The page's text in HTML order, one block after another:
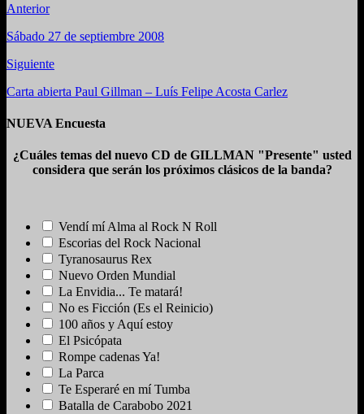
Anterior
Sábado 27 de septiembre 2008
Siguiente
Carta abierta Paul Gillman – Luís Felipe Acosta Carlez
NUEVA Encuesta
¿Cuáles temas del nuevo CD de GILLMAN "Presente" usted
considera que serán los próximos clásicos de la banda?
Vendí mí Alma al Rock N Roll
Escorias del Rock Nacional
Tyranosaurus Rex
Nuevo Orden Mundial
La Envidia... Te matará!
No es Ficción (Es el Reinicio)
100 años y Aquí estoy
El Psicópata
Rompe cadenas Ya!
La Parca
Te Esperaré en mí Tumba
Batalla de Carabobo 2021